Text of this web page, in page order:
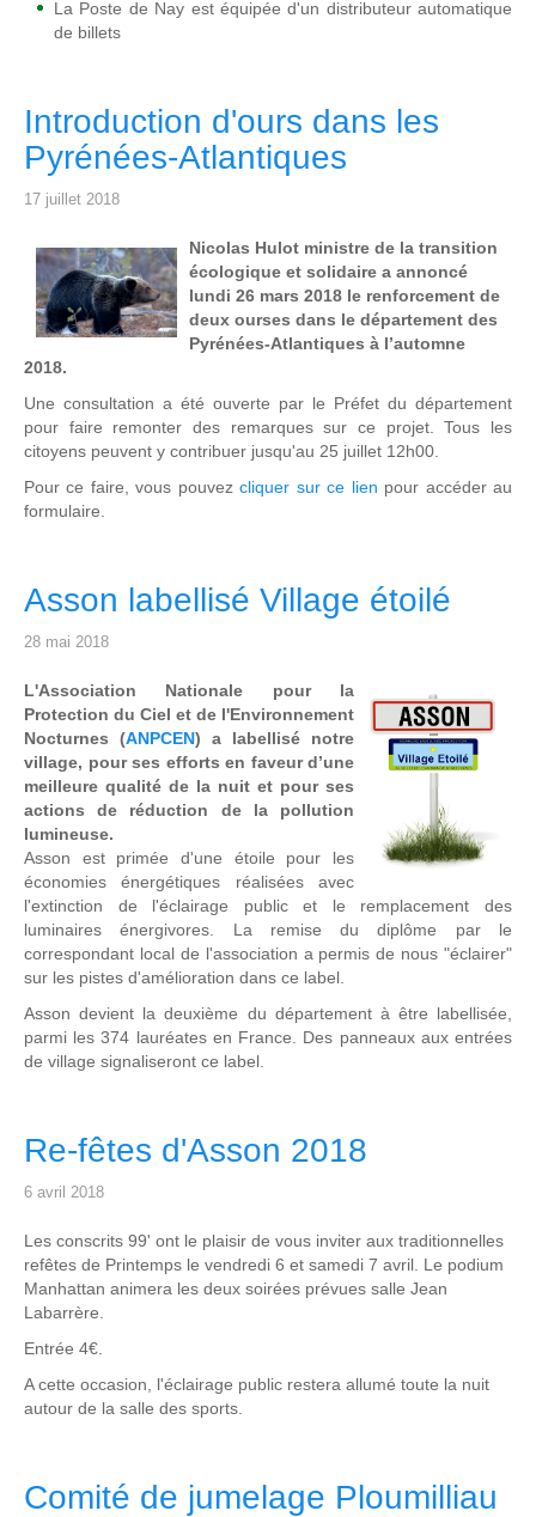
La Poste de Nay est équipée d'un distributeur automatique
de billets
Introduction d'ours dans les
Pyrénées-Atlantiques
17 juillet 2018
Nicolas Hulot ministre de la transition
écologique et solidaire a annoncé
lundi 26 mars 2018 le renforcement de
deux ourses dans le département des
Pyrénées-Atlantiques à l’automne
2018.
Une consultation a été ouverte par le Préfet du département
pour faire remonter des remarques sur ce projet. Tous les
citoyens peuvent y contribuer jusqu'au 25 juillet 12h00.
Pour ce faire, vous pouvezcliquer sur ce lien pour accéder au
formulaire.
Asson labellisé Village étoilé
28 mai 2018
L'Association Nationale pour la
Protection du Ciel et de l'Environnement
Nocturnes (ANPCEN) a labellisé notre
village, pour ses efforts en faveur d’une
meilleure qualité de la nuit et pour ses
actions de réduction de la pollution
lumineuse.
Asson est primée d'une étoile pour les
économies énergétiques réalisées avec
l'extinction de l'éclairage public et le remplacement des
luminaires énergivores. La remise du diplôme par le
correspondant local de l'association a permis de nous "éclairer"
sur les pistes d'amélioration dans ce label.
Asson devient la deuxième du département à être labellisée,
parmi les 374 lauréates en France. Des panneaux aux entrées
de village signaliseront ce label.
Re-fêtes d'Asson 2018
6 avril 2018
Les conscrits 99' ont le plaisir de vous inviter aux traditionnelles
refêtes de Printemps le vendredi 6 et samedi 7 avril. Le podium
Manhattan animera les deux soirées prévues salle Jean
Labarrère.
Entrée 4€.
A cette occasion, l'éclairage public restera allumé toute la nuit
autour de la salle des sports.
Comité de jumelage Ploumilliau